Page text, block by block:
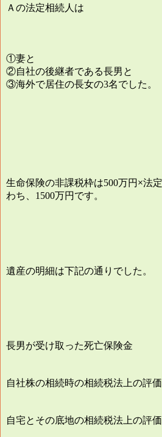
Ａの法定相続人は
①妻と
②自社の後継者である長男と
③海外で居住の長女の3名でした。
生命保険の非課税枠は500万円×法
わち、
1500万円です。
遺産の明細は下記の通りでした。
長男が受け取った死亡
自社株の相続時の相続税法上
自宅とその底地の相続税法上